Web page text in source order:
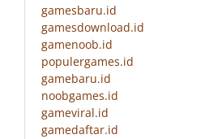
gamesbaru.id
gamesdownload.id
gamenoob.id
populergames.id
gamebaru.id
noobgames.id
gameviral.id
gamedaftar.id